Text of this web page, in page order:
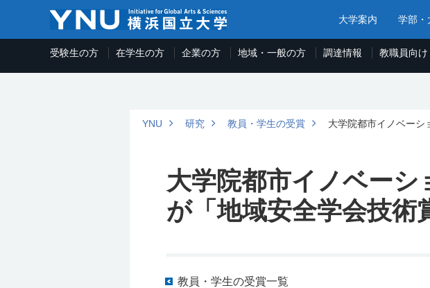
大学案内 学部・
受験生の方 在学生の方 企業の方 地域・一般の方 調達情報 教職員向け
YNU 研究 教員・学生の受賞 大学院都市イノベーシ
大学院都市イノベーシ
が「地域安全学会技術
教員・学生の受賞一覧